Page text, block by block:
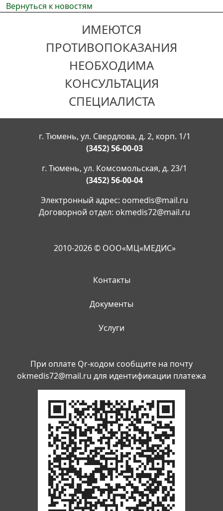
Вернуться к новостям
ИМЕЮТСЯ
ПРОТИВОПОКАЗАНИЯ
НЕОБХОДИМА
КОНСУЛЬТАЦИЯ
СПЕЦИАЛИСТА
г. Тюмень, ул. Свердлова, д. 2, корп. 1/1
(3452) 56-00-03
г. Тюмень, ул. Комсомольская, д. 23/1
(3452) 56-00-04
Электронный адрес: oomedis@mail.ru
Договорной отдел: okmedis72@mail.ru
2010-2026 © ООО«МЦ«МЕДИС»
Контакты
Документы
Услуги
При оплате Qr-кодом сообщите на почту
okmedis72@mail.ru для идентификации платежа